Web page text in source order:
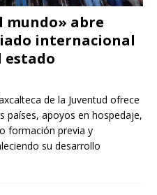
mundo» abre
internacional
estado
de la Juventud ofrece
países, apoyos en hospedaje,
formación previa y
su desarrollo